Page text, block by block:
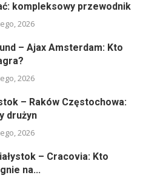
kompleksowy przewodnik
2026
– Ajax Amsterdam: Kto
2026
– Raków Częstochowa:
drużyn
2026
– Cracovia: Kto
na...